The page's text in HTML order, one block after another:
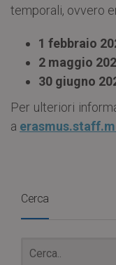
temporali, ovvero
1 febbraio
2 maggio
30 giugno
Per ulteriori
a
Cerca